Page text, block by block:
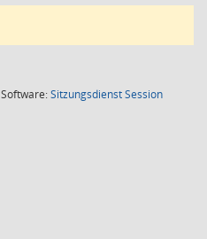
Software:SitzungsdienstSession(Wird in